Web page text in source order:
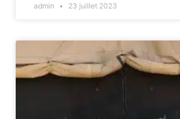
admin 23 juillet 2023